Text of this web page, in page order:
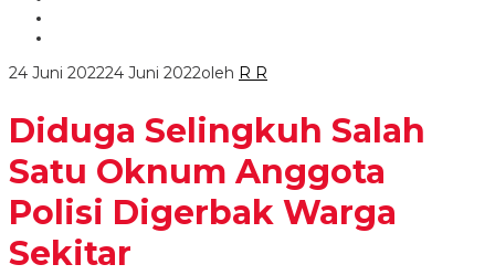
24 Juni 202224 Juni 2022oleh R R
Diduga Selingkuh Salah
Satu Oknum Anggota
Polisi Digerbak Warga
Sekitar